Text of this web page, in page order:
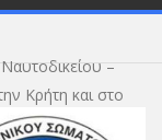
–
Κρήτη και στο
Λιμενικού